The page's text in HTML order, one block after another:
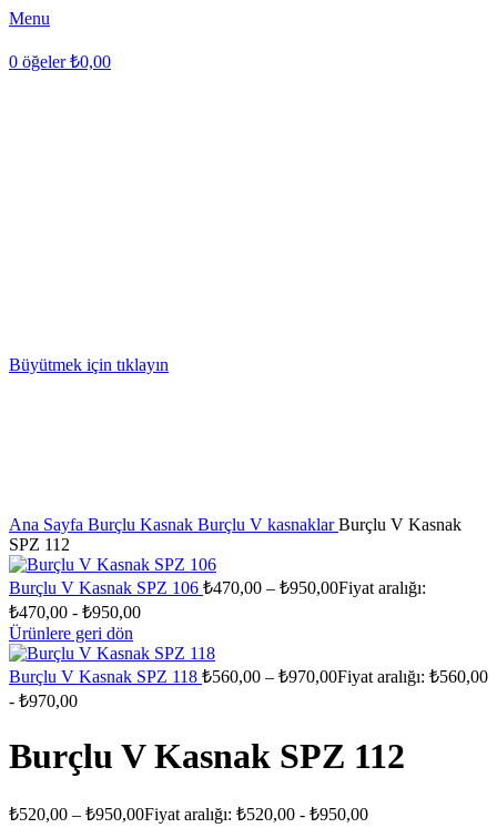
Menu
0 öğeler ₺0,00
Büyütmek için tıklayın
Ana Sayfa Burçlu Kasnak Burçlu V kasnaklarBurçlu V Kasnak
SPZ 112
Burçlu V Kasnak SPZ 106 ₺470,00 – ₺950,00Fiyat aralığı:
₺470,00 - ₺950,00
Ürünlere geri dön
Burçlu V Kasnak SPZ 118 ₺560,00 – ₺970,00Fiyat aralığı: ₺560,00
- ₺970,00
Burçlu V Kasnak SPZ 112
₺520,00 – ₺950,00Fiyat aralığı: ₺520,00 - ₺950,00